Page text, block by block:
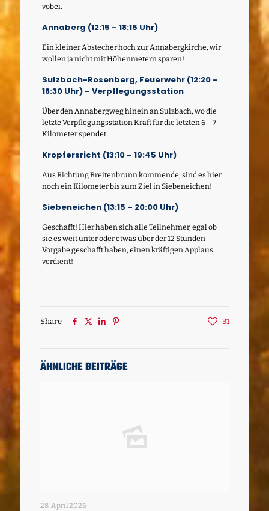
vobei.
Annaberg (12:15 – 18:15 Uhr)
Ein kleiner Abstecher hoch zur Annabergkirche, wir
wollen ja nicht mit Höhenmetern sparen!
Sulzbach-Rosenberg, Feuerwehr (12:20 –
18:30 Uhr) – Verpflegungsstation
Über den Annabergweg hinein an Sulzbach, wo die
letzte Verpflegungsstation Kraft für die letzten 6 – 7
Kilometer spendet.
Kropfersricht (13:10 – 19:45 Uhr)
Aus Richtung Breitenbrunn kommende, sind es hier
noch ein Kilometer bis zum Ziel in Siebeneichen!
Siebeneichen (13:15 – 20:00 Uhr)
Geschafft! Hier haben sich alle Teilnehmer, egal ob
sie es weit unter oder etwas über der 12 Stunden-
Vorgabe geschafft haben, einen kräftigen Applaus
verdient!
Share 31
ÄHNLICHE BEITRÄGE
28. April 2026